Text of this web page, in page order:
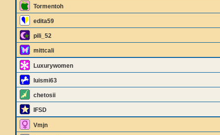
Tormentoh
edita59
pili_52
mittcali
Luxurywomen
luismi63
chetosii
IFSD
Vmjn